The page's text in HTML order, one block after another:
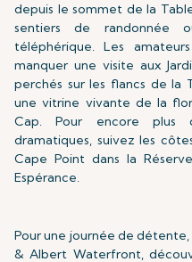
depuis le sommet de la
sentiers de randonnée
téléphérique. Les
manquer une visite aux
perchés sur les flancs de la
une vitrine vivante de la
Cap. Pour encore plus
dramatiques, suivez les
Cape Point dans la
Espérance.
Pour une journée de
& Albert Waterfront,